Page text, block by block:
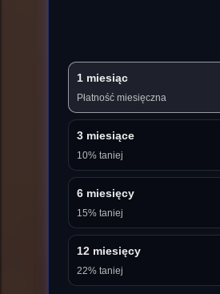
1 miesiąc
Płatność miesięczna
3 miesiące
10% taniej
6 miesięcy
15% taniej
12 miesięcy
22% taniej